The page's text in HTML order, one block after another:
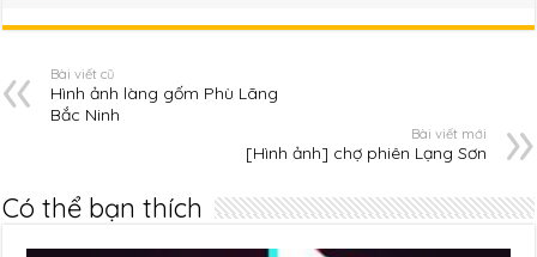
Bài viết cũ
Hình ảnh làng gốm Phù Lãng
Bắc Ninh
Bài viết mới
[Hình ảnh] chợ phiên Lạng Sơn
Có thể bạn thích